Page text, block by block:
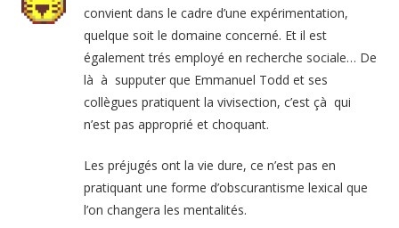
convient dans le cadre d’une expérimentation,
quelque soit le domaine concerné. Et il est
également trés employé en recherche sociale… De
là à supputer que Emmanuel Todd et ses
collègues pratiquent la vivisection, c’est çà qui
n’est pas approprié et choquant.
Les préjugés ont la vie dure, ce n’est pas en
pratiquant une forme d’obscurantisme lexical que
l’on changera les mentalités.